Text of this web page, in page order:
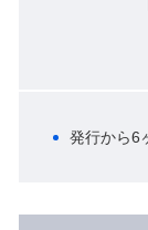
発行から6